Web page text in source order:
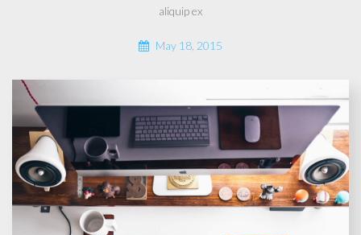
aliquip ex
May 18, 2015